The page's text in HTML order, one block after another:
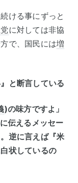
ける事にずっと
に対しては非協
で、国民には増
と断言している
)の味方ですよ」
伝えるメッセー
逆に言えば『米
状しているの